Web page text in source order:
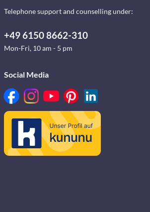
Telephone support and counselling under:
+49 6150 8662-310
Mon-Fri, 10 am - 5 pm
Social Media